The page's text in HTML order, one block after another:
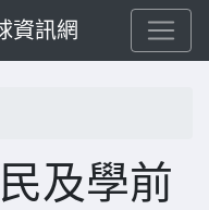
資訊網
及學前